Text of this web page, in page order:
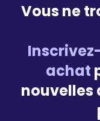
Vous ne
achat
nouvelles